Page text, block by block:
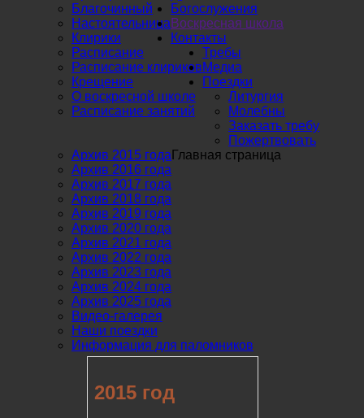
Благочинный
Настоятельница
Клирики
Богослужения
Расписание
Расписание клириков
Крещение
Воскресная школа
О воскресной школе
Расписание занятий
Контакты
Требы
Литургия
Молебны
Заказать требу
Пожертвовать
Медиа
Архив 2015 года
Архив 2016 года
Архив 2017 года
Архив 2018 года
Архив 2019 года
Архив 2020 года
Архив 2021 года
Архив 2022 года
Архив 2023 года
Архив 2024 года
Архив 2025 года
Видео-галерея
Поездки
Наши поездки
Информация для паломников
Главная страница
2015 год